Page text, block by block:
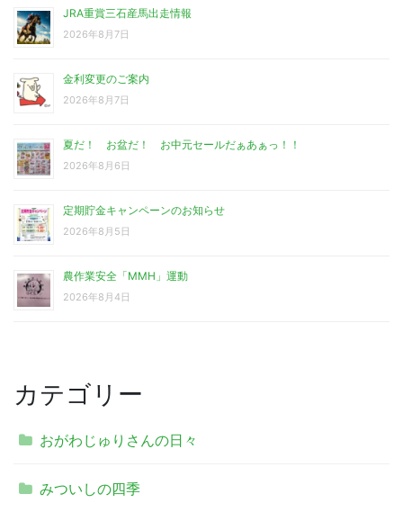
JRA重賞三石産馬出走情報
2026年8月7日
金利変更のご案内
2026年8月7日
夏だ！ お盆だ！ お中元セールだぁあぁっ！！
2026年8月6日
定期貯金キャンペーンのお知らせ
2026年8月5日
農作業安全「MMH」運動
2026年8月4日
カテゴリー
おがわじゅりさんの日々
みついしの四季